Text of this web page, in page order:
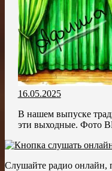
16.05.2025
В нашем выпуске
эти выходные. Фото
Слушайте радио онлайн,